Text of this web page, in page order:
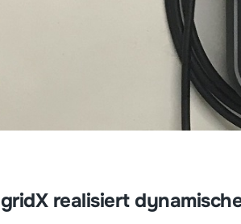
gridX realisiert